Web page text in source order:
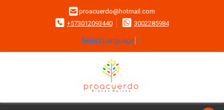
proacuerdo@hotmail.com
+573012093440
3002285984
Select Language ▼